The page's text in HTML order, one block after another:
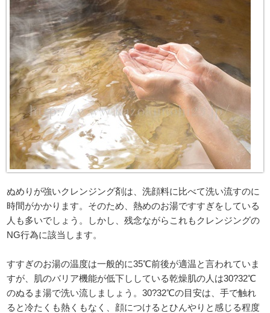
ぬめりが強いクレンジング剤は、洗顔料に比べて洗い流すのに
時間がかかります。そのため、熱めのお湯ですすぎをしている
人も多いでしょう。しかし、残念ながらこれもクレンジングの
NG行為に該当します。
すすぎのお湯の温度は一般的に35℃前後が適温と言われていま
すが、肌のバリア機能が低下ししている乾燥肌の人は30?32℃
のぬるま湯で洗い流しましょう。30?32℃の目安は、手で触れ
ると冷たくも熱くもなく、顔につけるとひんやりと感じる程度